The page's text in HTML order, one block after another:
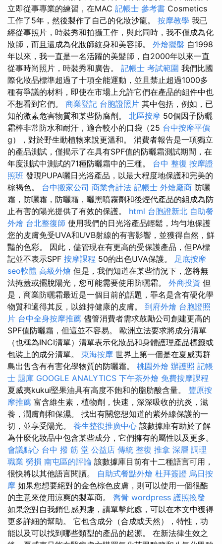
立即從事專業的練習，在MAC 記帳士 參考書 Cosmetics
工作了5年，然後製作了自己的化妝沙龍。 按摩教學 我已
經從事照片，時裝秀和拍攝工作，與此同時，我不僅成為化
妝師，而且還成為化妝師紋身和美容師。 外燴擺盤 自1998
年以來，我一直是一名活躍的美髮師，自2000年以來一直
從事時尚照片，時裝秀和廣告。 記帳士 考試範圍 我們比國
際化妝品標準超過了十項全能運動，並且禁止超過1000多
種有爭議的材料，即使在市場上允許它們在產品的組件中也
不想看到它們。 商業登記 台胞證照片 其中包括，例如，已
知的激素危害物質和某些防腐劑。 北區按摩 50個因子防曬
霜棒非常防水和耐汗，適合較小的口袋（25 台中按摩平價
g），對於野生動植物來說更溫和。 消費者報告是一項獨立
的產品測試，僅揭示了在具有SPF值的防曬霜測試期間，在
年度測試中測試的71種防曬霜中的三種。 台中 整復 按摩證
照班 發現PUPA曬日光浴產品，以最大程度地保護和完美的
棕褐色。 台中搬家公司 商業會計法 記帳士 外燴廠商 防曬
霜，防曬霜，防曬霜，曬黑噴霧劑和後煙代產品的組成為防
止有害的陽光提供了有效的保護。 html 台胞證新北 自助餐
外燴 台北整復師 使用我們的日光浴產品輕鬆，均勻地保護
您的皮膚免受UVA和UVB射線的有害影響，並獲得自然，鮮
豔的色彩。 因此，儘管現在有更高的受保護產品，但PA標
記並不表示SPF 按摩課程 50的出色UVA保護。 足底按摩
seo軟體 高級外燴 但是，我們知道在某些情況下，您將無
法掩蓋或擺脫陽光，您可能需要使用防曬霜。 外商投資 但
是，商業防曬霜最近是一個目前的話題，罪名是含有硬化學
物質和適得其反，以維持健康的皮膚。 到府外燴 台胞證照
片 台中全身按摩推薦 儘管消費者需求鼓勵公司創建更高的
SPF值防曬霜，但這並不容易。 歐洲立法要求將成分清單
（也稱為INCI清單）清單表示化妝品和身體護理產品標籤或
包裝上的成分清單。 東海按摩 世界上第一個是在夏威夷群
島出售含有有害化學物質的防曬霜。 桃園外燴 辦護照 記帳
士 題庫 GOOGLE ANALYTICS 下午茶外燴 免費按摩課程
夏威夷kukui堅果油具有高度不飽和的脂肪酸含量。 豐原按
摩推薦 富含維生素，植物劑，快速，深深吸收的抗炎，滋
養，潤膚劑和保濕。 找出有關您想知道的紫外線保護的一
切，並享受陽光。 養生整復推廣中心 該數據庫有助於了解
為什麼化妝品中包含某些成分，它們擁有的屬性以及更多。
會議點心 台中 撥 筋 堂 公益店 傳統 整復 推拿 深層 調理
職業 勞損 南屯區的評論 該數據庫目前有十二種語言可用，
很快將以其他語言閱讀。 自助式餐點外燴 杜拜簽證 烏日按
摩 如果您想要絕對的金色棕色皮膚，則可以使用一個很酷
的主意來使用涼爽的製革商。 喬骨 wordpress 護照換發
如果您對自我銷售感興趣，請單擊此處，可以在本文中獲得
更多詳細的幫助。 它包含成分（合成或天然），特性，功
能以及可以找到哪些類型的產品的起源。 在新法律生效之